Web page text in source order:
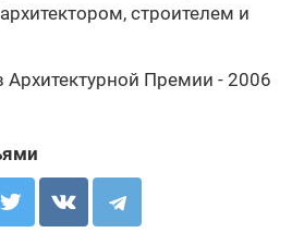
строителем и
Премии - 2006